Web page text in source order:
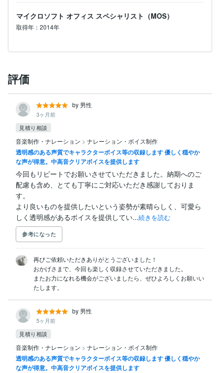
マイクロソフト オフィス スペシャリスト（MOS）
取得年：2014年
評価
by 男性
3ヶ月前
見積り相談
音楽制作・ナレーション > ナレーション・ボイス制作
透明感のある声質でキャラクターボイス等の収録します 優しく穏やか
な声が得意。中高音クリアボイスを提供します
今回もリピートでお願いさせていただきました。納期へのご
配慮も含め、とても丁寧にご対応いただき感謝しておりま
す。
より良いものを提供したいという姿勢が素晴らしく、可愛ら
しく透明感があるボイスを提供してい...続きを読む
参考になった
再びご依頼いただきありがとうございました！
おかげさまで、今回も楽しく収録させていただきました。
またお力になれる機会がございましたら、ぜひよろしくお願いい
たします。
by 男性
5ヶ月前
見積り相談
音楽制作・ナレーション > ナレーション・ボイス制作
透明感のある声質でキャラクターボイス等の収録します 優しく穏やか
な声が得意。中高音クリアボイスを提供します